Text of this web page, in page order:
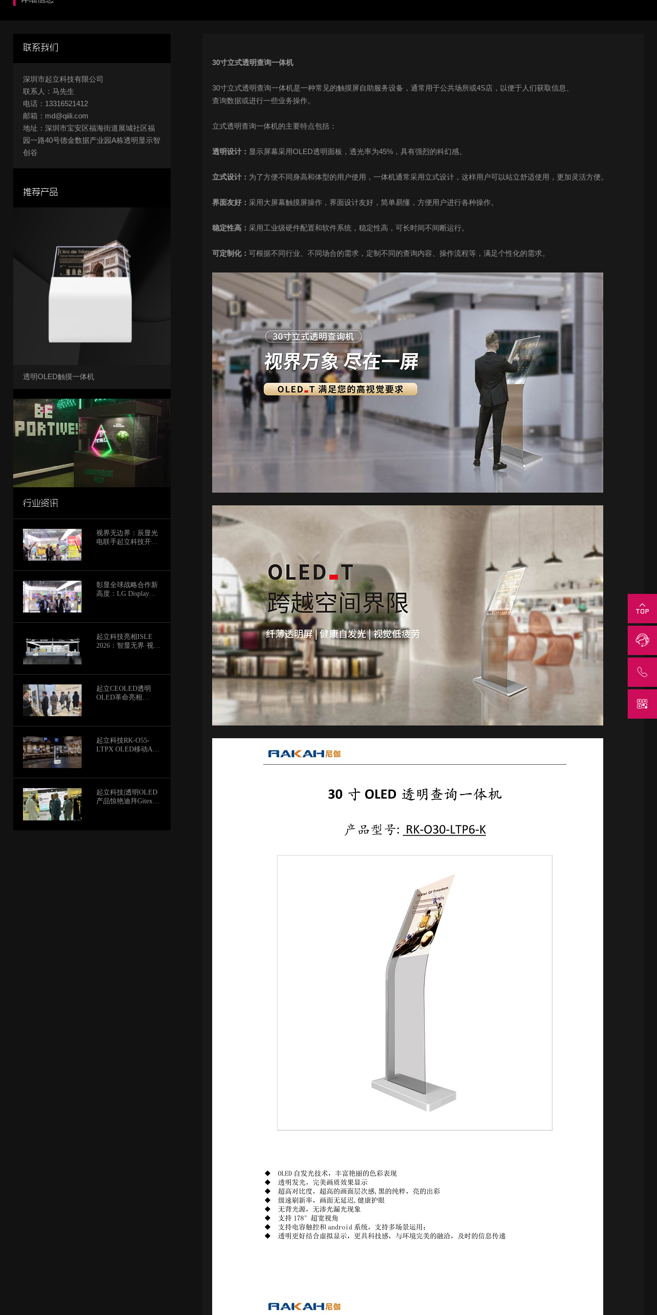
30寸立式透明查询一体机
30寸立式透明查询一体机是一种常见的触摸屏自助服务设备，通常用于公共场所或4S店，以便于人们获取信息、
查询数据或进行一些业务操作。
立式透明查询一体机的主要特点包括：
透明设计： 显示屏幕采用OLED透明面板，透光率为45%，具有强烈的科幻感。
立式设计： 为了方便不同身高和体型的用户使用，一体机通常采用立式设计，这样用户可以站立舒适使用，更加灵活方便。
界面友好： 采用大屏幕触摸屏操作，界面设计友好，简单易懂，方便用户进行各种操作。
稳定性高： 采用工业级硬件配置和软件系统，稳定性高，可长时间不间断运行。
可定制化： 可根据不同行业、不同场合的需求，定制不同的查询内容、操作流程等，满足个性化的需求。
联系我们
深圳市起立科技有限公司
联系人：马先生
电话：13316521412
邮箱：md@qiili.com
地址：深圳市宝安区福海街道展城社区福
园一路40号德金数据产业园A栋透明显示智
创谷
推荐产品
透明OLED触摸一体机
行业资讯
视界无边界：辰显光
电联手起立科技开启
彰显全球战略合作新
高度：LG Display总
起立科技亮相ISLE
2026：智显无界·视界
起立CEOLED透明
OLED革命亮相
起立科技RK-O55-
LTPX OLED移动AI
起立科技|透明OLED
产品惊艳迪拜Gitex展